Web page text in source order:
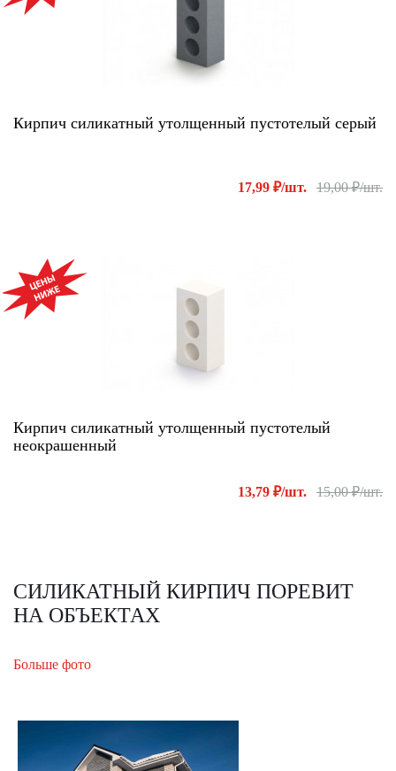
Кирпич силикатный утолщенный пустотелый серый
17,99 ₽/шт. 19,00 ₽/шт.
АКЦИЯ!
Кирпич силикатный утолщенный пустотелый
неокрашенный
13,79 ₽/шт. 15,00 ₽/шт.
СИЛИКАТНЫЙ КИРПИЧ ПОРЕВИТ
НА ОБЪЕКТАХ
Больше фото